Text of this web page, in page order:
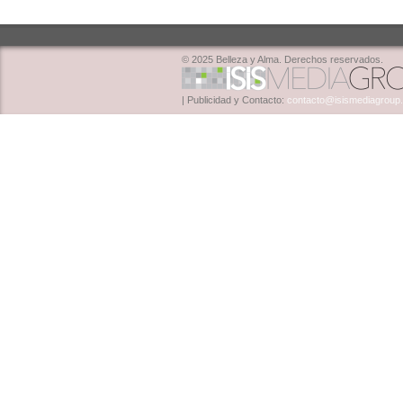
© 2025 Belleza y Alma. Derechos reservados.
| Publicidad y Contacto: